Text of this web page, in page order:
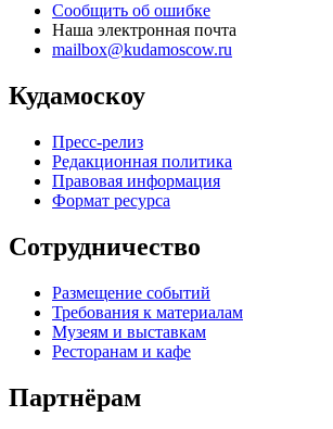
Сообщить об ошибке
Наша электронная почта
mailbox@kudamoscow.ru
Кудамоскоу
Пресс-релиз
Редакционная политика
Правовая информация
Формат ресурса
Сотрудничество
Размещение событий
Требования к материалам
Музеям и выставкам
Ресторанам и кафе
Партнёрам